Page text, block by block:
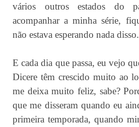
vários outros estados do
acompanhar a minha série,
não estava esperando nada disso.
E cada dia que passa, eu vejo
Dicere têm crescido muito ao
me deixa muito feliz, sabe?
que me disseram quando eu
primeira temporada, quando